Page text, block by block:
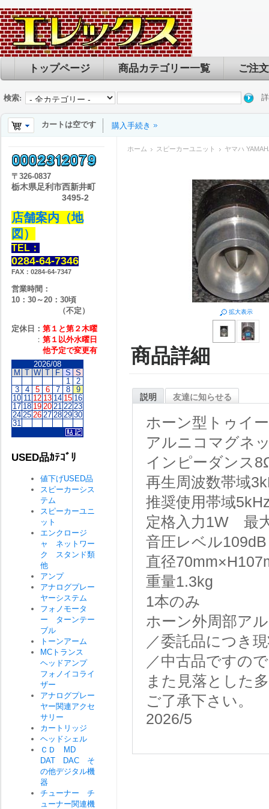
トップページ 商品カテゴリー一覧 ご注
検索:
カートは空です 購入手続き
ホーム スピーカーユニット ヤマハ
拡大表示
商品詳細
説明 友達に知らせる
ホーン型トゥイ
アルニコマグネ
インピーダンス
再生周波数帯域
推奨使用帯域
定格入力1W 最
音圧レベル109dB
直径
重量1.3kg
1本のみ
ホーン外周部ア
／委託品につき
／中古品ですの
また見落とした
ご了承下さい。
2026/5
〒 326-0837
栃木県足利市西新井町
3495-2
店舗案内（地
図）
TEL：
0284-64-7346
FAX：0284-64-7347
営業時間：
10：30～20：30頃
（不定）
定休日： 第１と第２木曜
： 第１以外水曜日
他予定で変更有
2026/08
M T W T F S S
1
2
3
4 5 6 7 8
9
10 11 12 13 14 15 16
17 18 19 20 21 22 23
24 25 26 27 28 29 30
31
USED品ｶﾃｺﾞﾘ
値下げUSED品
スピーカーシス
テム
スピーカーユニ
ット
エンクロージ
ャ ネットワー
ク スタンド類
他
アンプ
アナログプレー
ヤーシステム
フォノモータ
ー ターンテー
ブル
トーンアーム
MCトランス
ヘッドアンプ
フォノイコライ
ザー
アナログプレー
ヤー関連アクセ
サリー
カートリッジ
ヘッドシェル
ＣＤ MD
DAT DAC そ
の他デジタル機
器
チューナー チ
ューナー関連機